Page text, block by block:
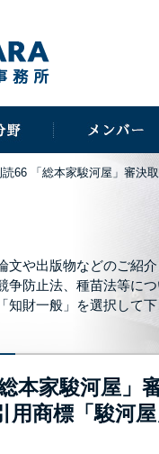
66 「総本家駿河屋」審決
文や出版物などのご紹介
争防止法、種苗法等に
財一般」を選択して下
本家駿河屋」
用商標「駿河